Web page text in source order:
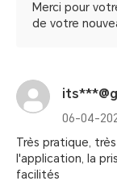
Merci pour
de votre
06-04-
Très pratique,
l'application, la
facilités